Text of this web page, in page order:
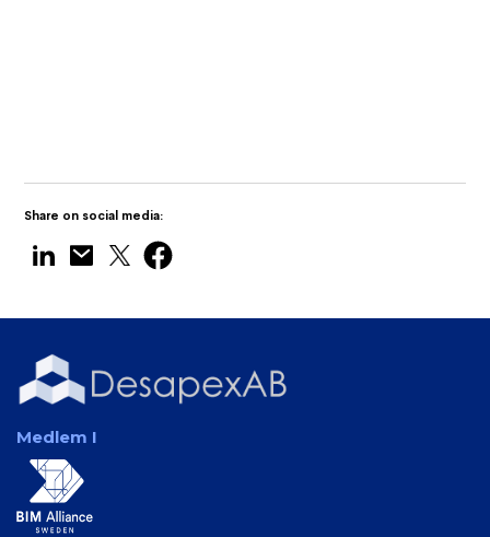
Share on social media:
Medlem I